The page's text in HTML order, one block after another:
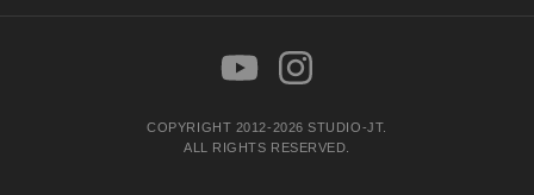
COPYRIGHT 2012-2026 STUDIO-JT.
ALL RIGHTS RESERVED.